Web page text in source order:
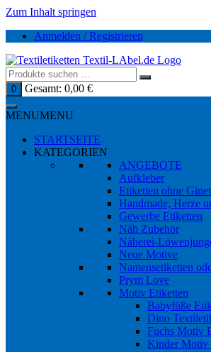
Zum Inhalt springen
Anmelden / Registrieren
0 Gesamt: 0,00 €
MENUMENU
STARTSEITE
KATEGORIEN
ANGEBOTE
Aufkleber
Etiketten ohne
Handmade, Herze
Gewerbe Etiketten
Näh Zubehör
Näherei-
Neue Motive
Namensetiketten
Prym Love
Motiv Etiketten
Babyfüße
Dino
Fuchs Motiv
Kinder Motiv